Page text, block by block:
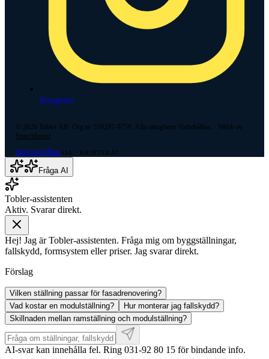
Instagram
© 2026Tobler AB. Org.nr 559297-9750. Alla rättigheter förbehållna. · Webb av
Searchboost
IntegritetVillkorSSL · KRYPTERAT
Fråga AI
Tobler-assistenten
Aktiv. Svarar direkt.
Hej! Jag är Tobler-assistenten. Fråga mig om byggställningar,
fallskydd, formsystem eller priser. Jag svarar direkt.
Förslag
Vilken ställning passar för fasadrenovering?
Vad kostar en modulställning?
Hur monterar jag fallskydd?
Skillnaden mellan ramställning och modulställning?
AI-svar kan innehålla fel. Ring 031-92 80 15 för bindande info.